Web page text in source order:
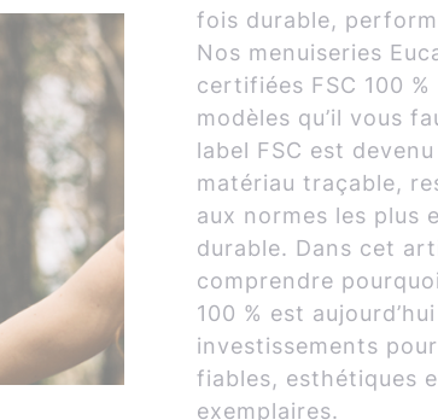
fois durable,
Nos menuiseries
certifiées FSC 100
modèles qu’il vous
label FSC est
matériau traçable,
aux normes les plus
durable. Dans cet
comprendre
100 % est
investissements
fiables, esthétiques
exemplaires.